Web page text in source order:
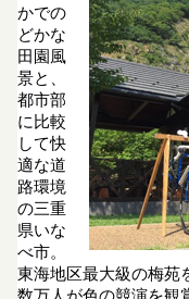
かでの
どかな
田園風
景と、
都市部
に比較
して快
適な道
路環境
の三重
県いな
べ市。
東海地区最大級の梅苑